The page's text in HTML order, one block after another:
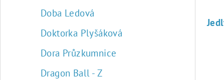
Doba Ledová
Doktorka Plyšáková
Dora Průzkumnice
Dragon Ball - Z
ů
d